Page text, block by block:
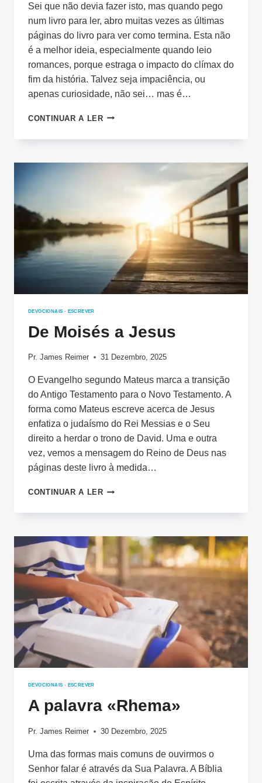
Sei que não devia fazer isto, mas quando pego
num livro para ler, abro muitas vezes as últimas
páginas do livro para ver como termina. Esta não
é a melhor ideia, especialmente quando leio
romances, porque estraga o impacto do clímax do
fim da história. Talvez seja impaciência, ou
apenas curiosidade, não sei… mas é…
CONTINUAR A LERO
DO
DEVOCIONAIS · ESCREVER
De Moisés a Jesus
Pr. James Reimer 31 Dezembro, 2025
O Evangelho segundo Mateus marca a transição
do Antigo Testamento para o Novo Testamento. A
forma como Mateus escreve acerca de Jesus
enfatiza o judaísmo do Rei Messias e o Seu
direito a herdar o trono de David. Uma e outra
vez, vemos a mensagem do Reino de Deus nas
páginas deste livro à medida…
CONTINUAR A LERDE
A
DEVOCIONAIS · ESCREVER
A palavra «Rhema»
Pr. James Reimer 30 Dezembro, 2025
Uma das formas mais comuns de ouvirmos o
Senhor falar é através da Sua Palavra. A Bíblia